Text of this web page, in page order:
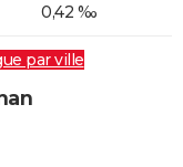
0,42 ‰
par ville